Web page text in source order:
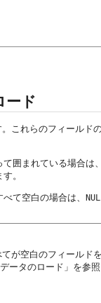
ード
これらのフィールド
囲まれている場合
。
て空白の場合は、
が空白のフィールド
ータのロード」を参